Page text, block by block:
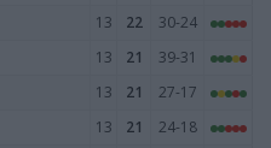
13 22
30-24
13 21
39-31
13 21
27-17
13 21
24-18